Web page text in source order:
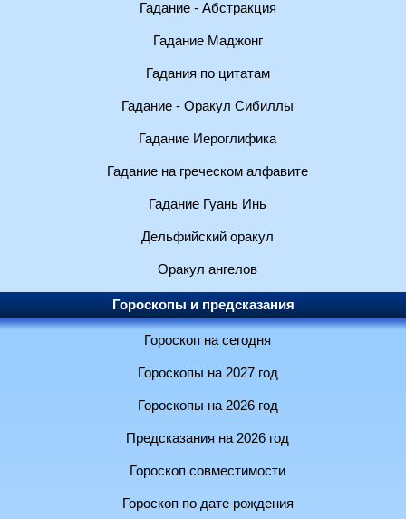
Гадание - Абстракция
Гадание Маджонг
Гадания по цитатам
Гадание - Оракул Сибиллы
Гадание Иероглифика
Гадание на греческом алфавите
Гадание Гуань Инь
Дельфийский оракул
Оракул ангелов
Гороскопы и предсказания
Гороскоп на сегодня
Гороскопы на 2027 год
Гороскопы на 2026 год
Предсказания на 2026 год
Гороскоп совместимости
Гороскоп по дате рождения